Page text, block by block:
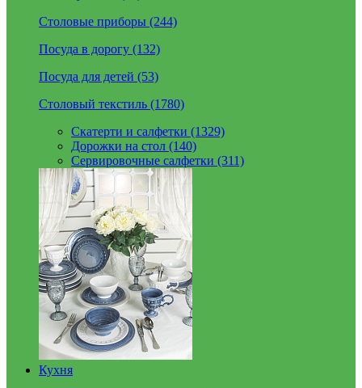
Столовые приборы (244)
Посуда в дорогу (132)
Посуда для детей (53)
Столовый текстиль (1780)
Скатерти и салфетки (1329)
Дорожки на стол (140)
Сервировочные салфетки (311)
Кухня